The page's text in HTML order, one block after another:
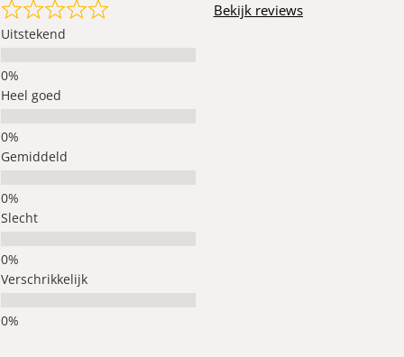
Uitstekend
Heel goed
Gemiddeld
Slecht
Verschrikkelijk
Bekijk reviews